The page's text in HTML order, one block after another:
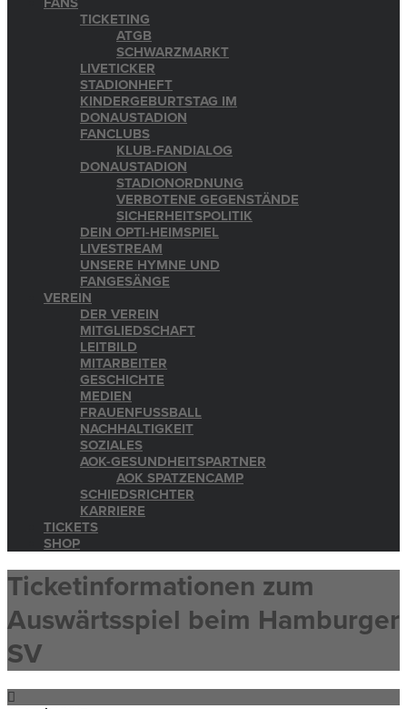
TICKETING
ATGB
SCHWARZMARKT
LIVETICKER
STADIONHEFT
KINDERGEBURTSTAG IM
DONAUSTADION
FANCLUBS
KLUB-FANDIALOG
DONAUSTADION
STADIONORDNUNG
VERBOTENE GEGENSTÄNDE
SICHERHEITSPOLITIK
DEIN OPTI-HEIMSPIEL
LIVESTREAM
UNSERE HYMNE UND
FANGESÄNGE
VEREIN
DER VEREIN
MITGLIEDSCHAFT
LEITBILD
MITARBEITER
GESCHICHTE
MEDIEN
FRAUENFUSSBALL
NACHHALTIGKEIT
SOZIALES
AOK-GESUNDHEITSPARTNER
AOK SPATZENCAMP
SCHIEDSRICHTER
KARRIERE
TICKETS
SHOP
Ticketinformationen zum
Auswärtsspiel beim Hamburger
SV